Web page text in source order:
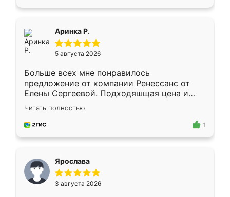
Аринка Р.
5 августа 2026
Больше всех мне понравилось
предложение от компании Ренессанс от
Елены Сергеевой. Подходяшщая цена и
короткие сроки изготовления. Приехавший
для замера сотрудник Владислав
предложил по моему эскизу самый
Читать полностью
1
Ярослава
3 августа 2026